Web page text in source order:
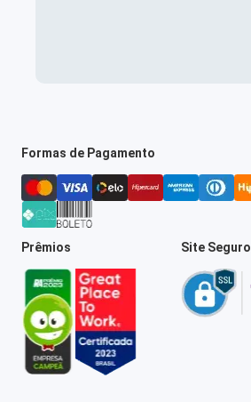
Formas de Pagamento
Prêmios Site Seguro